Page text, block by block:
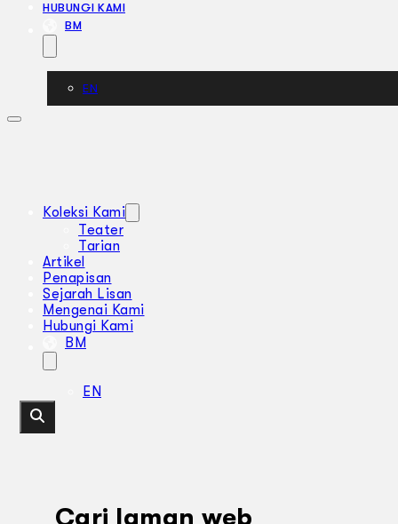
HUBUNGI KAMI
BM
EN
Koleksi Kami
Teater
Tarian
Artikel
Penapisan
Sejarah Lisan
Mengenai Kami
Hubungi Kami
BM
EN
Cari laman web